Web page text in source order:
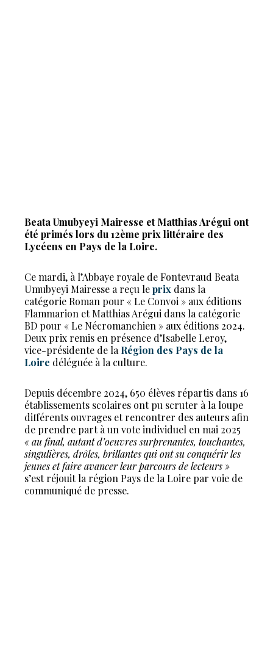
Beata Umubyeyi Mairesse et Matthias Arégui ont
été primés lors du 12ème prix littéraire des
Lycéens en Pays de la Loire.
Ce mardi, à l’Abbaye royale de Fontevraud Beata
Umubyeyi Mairesse a reçu leprix dans la
catégorie Roman pour « Le Convoi » aux éditions
Flammarion et Matthias Arégui dans la catégorie
BD pour « Le Nécromanchien » aux éditions 2024.
Deux prix remis en présence d’Isabelle Leroy,
vice-présidente de la Région des Pays de la
Loire déléguée à la culture.
Depuis décembre 2024, 650 élèves répartis dans 16
établissements scolaires ont pu scruter à la loupe
différents ouvrages et rencontrer des auteurs afin
de prendre part à un vote individuel en mai 2025
« au final, autant d’oeuvres surprenantes, touchantes,
singulières, drôles, brillantes qui ont su conquérir les
jeunes et faire avancer leur parcours de lecteurs »
s’est réjouit la région Pays de la Loire par voie de
communiqué de presse.